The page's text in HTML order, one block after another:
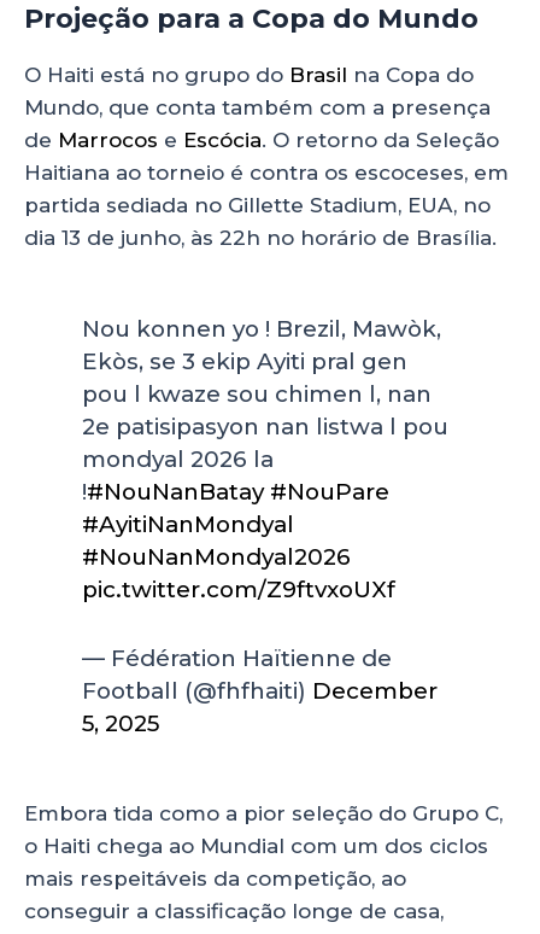
Projeção para a Copa do Mundo
O Haiti está no grupo do Brasil na Copa do
Mundo, que conta também com a presença
de Marrocos e Escócia. O retorno da Seleção
Haitiana ao torneio é contra os escoceses, em
partida sediada no Gillette Stadium, EUA, no
dia 13 de junho, às 22h no horário de Brasília.
Nou konnen yo ! Brezil, Mawòk,
Ekòs, se 3 ekip Ayiti pral gen
pou l kwaze sou chimen l, nan
2e patisipasyon nan listwa l pou
mondyal 2026 la
!#NouNanBatay #NouPare
#AyitiNanMondyal
#NouNanMondyal2026
pic.twitter.com/Z9ftvxoUXf
— Fédération Haïtienne de
Football (@fhfhaiti) December
5, 2025
Embora tida como a pior seleção do Grupo C,
o Haiti chega ao Mundial com um dos ciclos
mais respeitáveis da competição, ao
conseguir a classificação longe de casa,